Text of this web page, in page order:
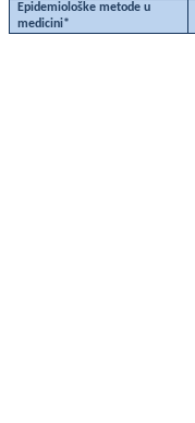
Epidemiološke metode u
medicini*